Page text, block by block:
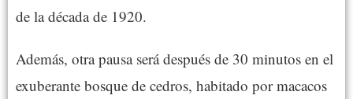
de la década de 1920.
Además, otra pausa será después de 30 minutos en el
exuberante bosque de cedros, habitado por macacos